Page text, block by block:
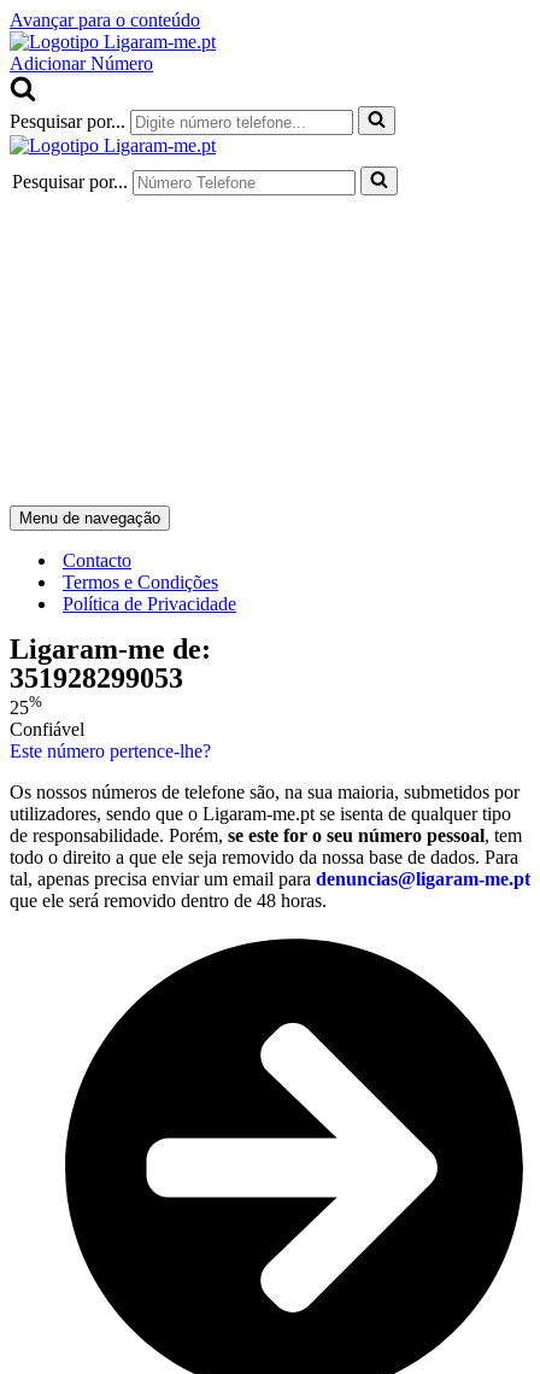
Avançar para o conteúdo
Adicionar Número
Pesquisar por...
Pesquisar por...
Menu de navegação
Contacto
Termos e Condições
Política de Privacidade
Ligaram-me de:
351928299053
25%
Confiável
Este número pertence-lhe?
Os nossos números de telefone são, na sua maioria, submetidos por
utilizadores, sendo que o Ligaram-me.pt se isenta de qualquer tipo
de responsabilidade. Porém, se este for o seu número pessoal, tem
todo o direito a que ele seja removido da nossa base de dados. Para
tal, apenas precisa enviar um email para denuncias@ligaram-me.pt
que ele será removido dentro de 48 horas.